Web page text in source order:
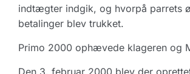
indtægter indgik, og hvorpå parrets
betalinger blev trukket.
Primo 2000 ophævede klageren og
Den 3. februar 2000 blev der